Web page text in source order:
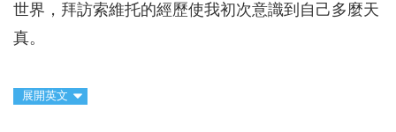
世界，拜訪索維托的經歷使我初次意識到自己多麼天
真。
展開英文